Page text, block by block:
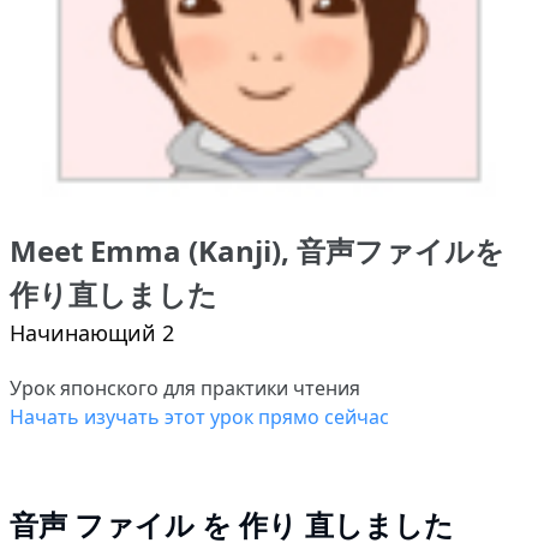
Meet Emma (Kanji), 音声ファイルを
作り直しました
Начинающий 2
Урок японского для практики чтения
Начать изучать этот урок прямо сейчас
音声 ファイル を 作り 直しました